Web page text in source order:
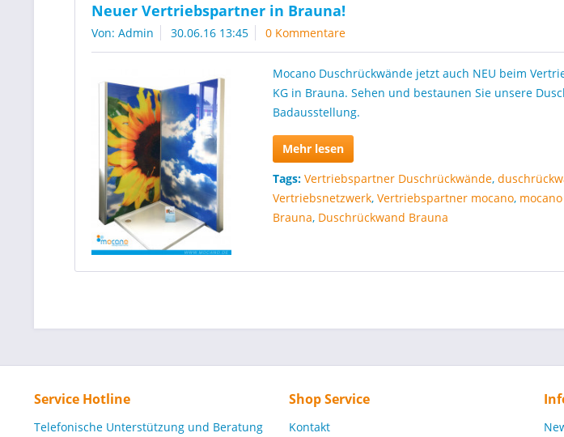
Neuer Vertriebspartner in Brauna!
Von: Admin 30.06.16 13:45 0 Kommentare
Mocano Duschrückwände jetzt auch NEU beim
KG in Brauna. Sehen und bestaunen Sie unsere
Badausstellung.
Mehr lesen
Tags: Vertriebspartner Duschrückwände,
Vertriebsnetzwerk,Vertriebspartner mocano,
Brauna, Duschrückwand Brauna
Service Hotline
Telefonische Unterstützung und Beratung
Shop Service
Kontakt